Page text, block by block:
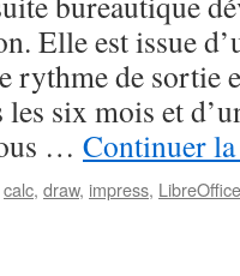
Elle est issue
rythme de sortie
six mois et
… Continuer
calc, draw, impress, LibreOffice